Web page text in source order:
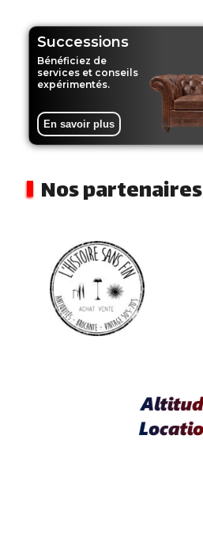
Successions
Bénéficiez de
services et conseils
expérimentés.
En savoir plus
Nos partenaires